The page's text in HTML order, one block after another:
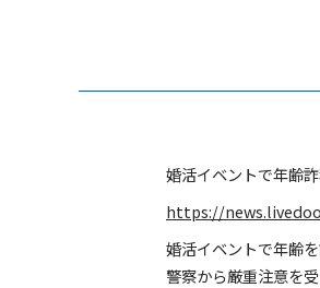
婚活イベントで年齢
https://
婚活イベントで年齢
警察から厳重注意を受